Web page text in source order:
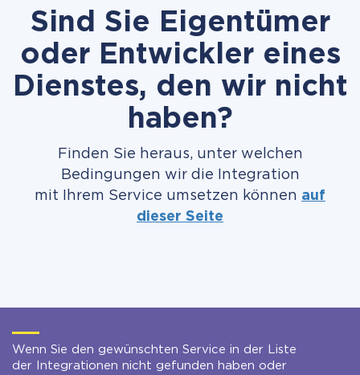
Sind Sie Eigentümer
oder Entwickler eines
Dienstes, den wir nicht
haben?
Finden Sie heraus, unter welchen
Bedingungen wir die Integration
mit Ihrem Service umsetzen können auf
dieser Seite
Wenn Sie den gewünschten Service in der Liste
der Integrationen nicht gefunden haben oder